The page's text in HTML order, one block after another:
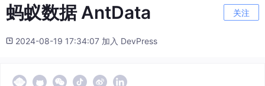
蚂蚁数据 AntData 关注
2024-08-19 17:34:07 加入 DevPress